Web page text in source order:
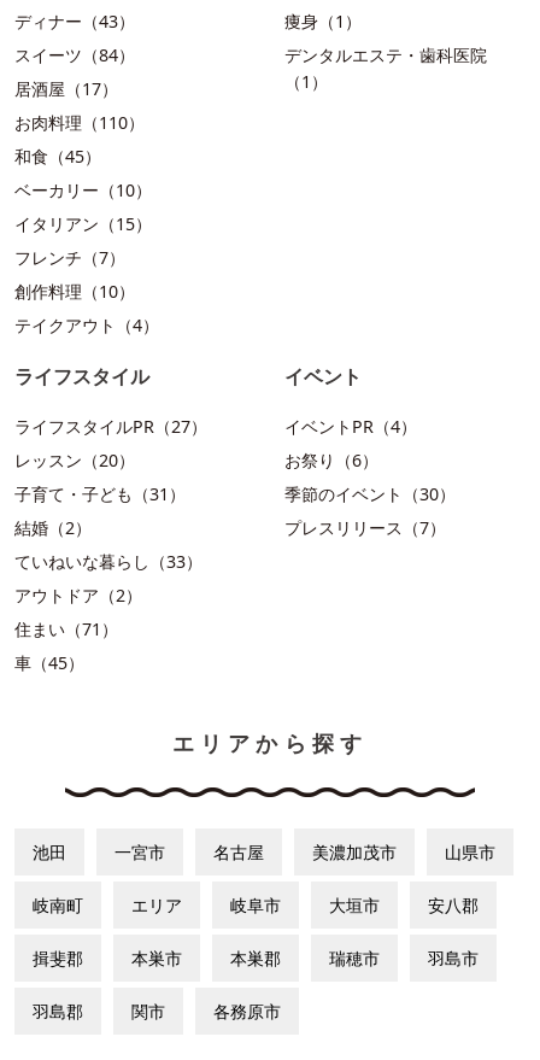
ディナー（43）
スイーツ（84）
居酒屋（17）
お肉料理（110）
和食（45）
ベーカリー（10）
イタリアン（15）
フレンチ（7）
創作料理（10）
テイクアウト（4）
痩身（1）
デンタルエステ・歯科医院
（1）
ライフスタイル
ライフスタイルPR（27）
レッスン（20）
子育て・子ども（31）
結婚（2）
ていねいな暮らし（33）
アウトドア（2）
住まい（71）
車（45）
イベント
イベントPR（4）
お祭り（6）
季節のイベント（30）
プレスリリース（7）
エリアから探す
池田 一宮市 名古屋 美濃加茂市 山県市
岐南町 エリア 岐阜市 大垣市 安八郡
揖斐郡 本巣市 本巣郡 瑞穂市 羽島市
羽島郡 関市 各務原市